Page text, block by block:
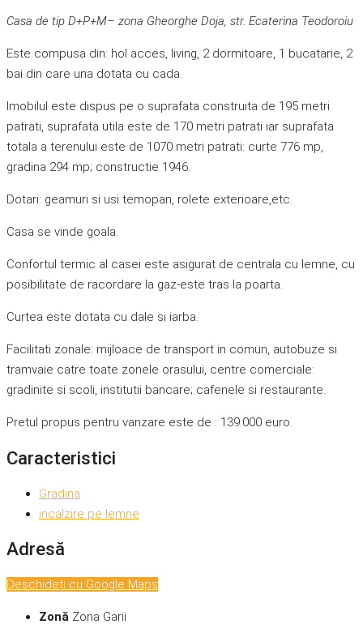
Casa de tip D+P+M– zona Gheorghe Doja, str. Ecaterina Teodoroiu
Este compusa din: hol acces, living, 2 dormitoare, 1 bucatarie, 2
bai din care una dotata cu cada.
Imobilul este dispus pe o suprafata construita de 195 metri
patrati, suprafata utila este de 170 metri patrati iar suprafata
totala a terenului este de 1070 metri patrati: curte 776 mp,
gradina 294 mp; constructie 1946.
Dotari: geamuri si usi temopan, rolete exterioare,etc.
Casa se vinde goala.
Confortul termic al casei este asigurat de centrala cu lemne, cu
posibilitate de racordare la gaz-este tras la poarta.
Curtea este dotata cu dale si iarba.
Facilitati zonale: mijloace de transport in comun, autobuze si
tramvaie catre toate zonele orasului, centre comerciale:
gradinite si scoli, institutii bancare; cafenele si restaurante.
Pretul propus pentru vanzare este de : 139.000 euro.
Caracteristici
Gradina
incalzire pe lemne
Adresă
Deschideți cu Google Maps
Zonă Zona Garii